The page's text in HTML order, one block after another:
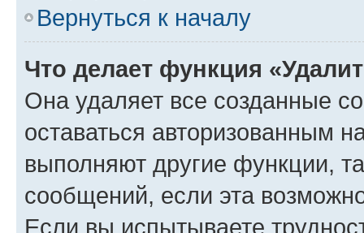
Вернуться к началу
Что делает функция
Она удаляет все созданные
оставаться авторизованным
выполняют другие функции,
сообщений, если эта
Если вы испытываете